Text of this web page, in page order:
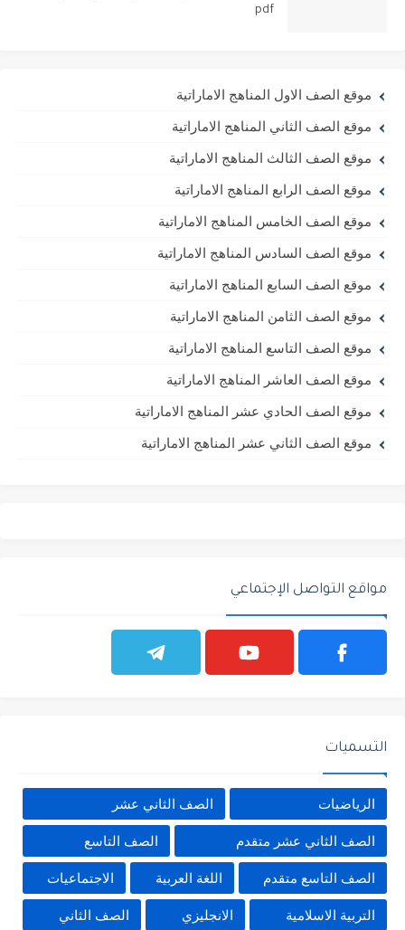
pdf
موقع الصف الاول المناهج الاماراتية
موقع الصف الثاني المناهج الاماراتية
موقع الصف الثالث المناهج الاماراتية
موقع الصف الرابع المناهج الاماراتية
موقع الصف الخامس المناهج الاماراتية
موقع الصف السادس المناهج الاماراتية
موقع الصف السابع المناهج الاماراتية
موقع الصف الثامن المناهج الاماراتية
موقع الصف التاسع المناهج الاماراتية
موقع الصف العاشر المناهج الاماراتية
موقع الصف الحادي عشر المناهج الاماراتية
موقع الصف الثاني عشر المناهج الاماراتية
مواقع التواصل الإجتماعي
التسميات
الرياضيات الصف الثاني عشر
الصف الثاني عشر متقدم الصف التاسع
الصف التاسع متقدم اللغة العربية الاجتماعيات
التربية الاسلامية الانجليزي الصف الثاني